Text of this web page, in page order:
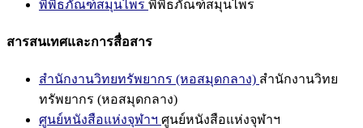
พิพิธภัณฑ์สมุนไพร พิพิธภัณฑ์สมุนไพร
สารสนเทศและการสื่อสาร
สำนักงานวิทยทรัพยากร (หอสมุดกลาง) สำนักงานวิทย
ทรัพยากร (หอสมุดกลาง)
ศูนย์หนังสือแห่งจุฬาฯ ศูนย์หนังสือแห่งจุฬาฯ